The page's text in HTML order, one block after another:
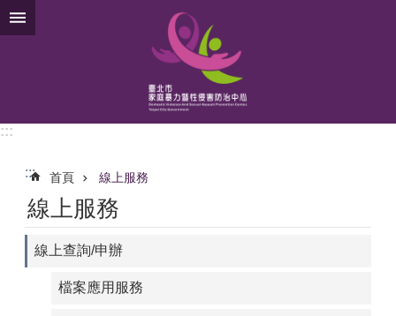
跳到主要內容區塊
:::
::: 首頁 線上服務
線上服務
線上查詢/申辦
檔案應用服務